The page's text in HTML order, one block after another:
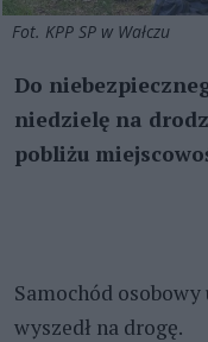
Fot. KPP SP w Wałczu
Do
niedzielę na
pobliżu
Samochód
wyszedł na drogę.